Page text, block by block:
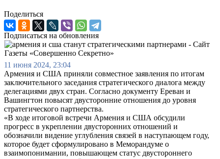
Поделиться
Подписаться на обновления
11 июня 2024, 23:04
Армения и США приняли совместное заявления по итогам
заключительного заседания стратегического диалога между
делегациями двух стран. Согласно документу Ереван и
Вашингтон повысят двусторонние отношения до уровня
стратегического партнерства.
«В ходе итоговой встречи Армения и США обсудили
прогресс в укреплении двусторонних отношений и
обозначили видение углубления связей в наступающем году,
которое будет сформулировано в Меморандуме о
взаимопонимании, повышающем статус двустороннего